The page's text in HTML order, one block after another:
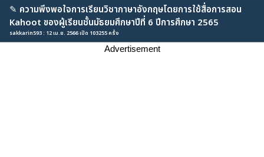
✎ ความพึงพอใจการเรียนวิชาภาษาอังกฤษโดยการใช้สื่อการสอน
Kahoot ของผู้เรียนชั้นมัธยมศึกษาปีที่ 6 ปีการศึกษา 2565
sakkarin593 : 12 เม.ย. 2566 เปิด 103255 ครั้ง
Advertisement